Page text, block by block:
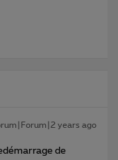
years ago
de